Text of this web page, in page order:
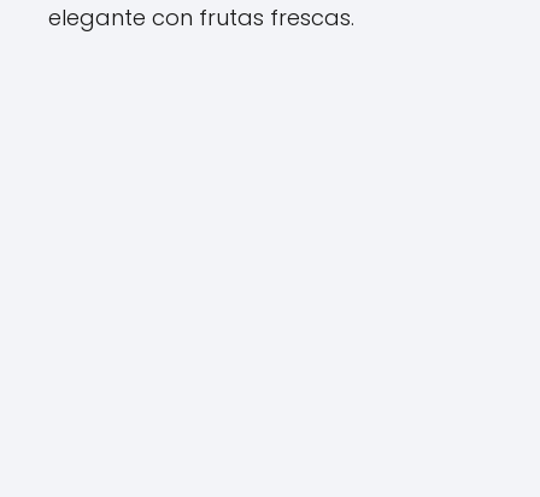
elegante con frutas frescas.